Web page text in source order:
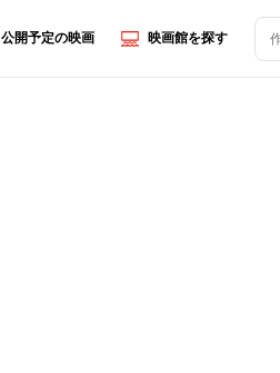
公開予定の映画 映画館を探す